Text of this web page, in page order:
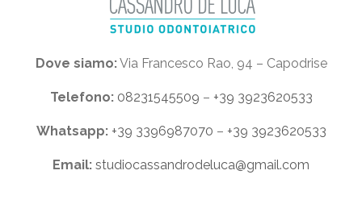
Dove siamo:Via Francesco Rao, 94 – Capodrise
Telefono: 08231545509 – +39 3923620533
Whatsapp: +39 3396987070 – +39 3923620533
Email: studiocassandrodeluca@gmail.com